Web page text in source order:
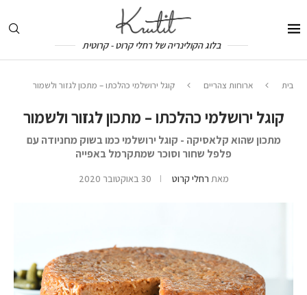
בלוג הקולינריה של רחלי קרוט - קרוטית
בית ארוחות צהריים קוגל ירושלמי כהלכתו – מתכון לגזור ולשמור
קוגל ירושלמי כהלכתו – מתכון לגזור ולשמור
מתכון שהוא קלאסיקה - קוגל ירושלמי כמו בשוק מחניודה עם
פלפל שחור וסוכר שמתקרמל באפייה
מאת רחלי קרוט 30 באוקטובר 2020